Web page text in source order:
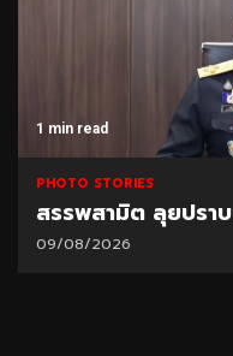
1 min read
PHOTO STORIES
สรรพสามิต ลุยปรา
09/08/2026